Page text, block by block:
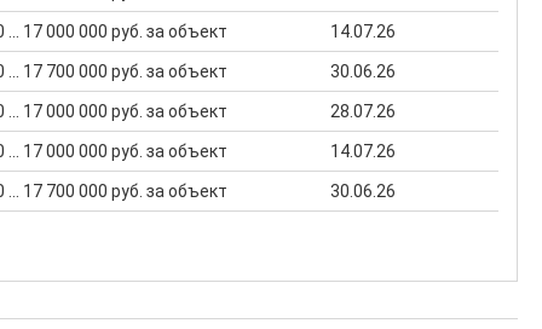
... 17 000 000 руб. за объект 14.07.26
... 17 700 000 руб. за объект 30.06.26
... 17 000 000 руб. за объект 28.07.26
... 17 000 000 руб. за объект 14.07.26
... 17 700 000 руб. за объект 30.06.26